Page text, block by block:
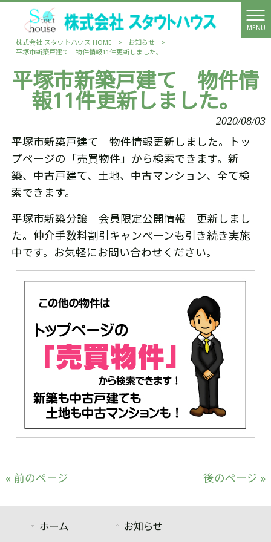
MENU
株式会社 スタウトハウス HOME
> お知らせ
>
平塚市新築戸建て 物件情報11件更新しました。
平塚市新築戸建て 物件情
報11件更新しました。
2020/08/03
平塚市新築戸建て 物件情報更新しました。トッ
プページの「売買物件」から検索できます。新
築、中古戸建て、土地、中古マンション、全て検
索できます。
平塚市新築分譲 会員限定公開情報 更新しまし
た。仲介手数料割引キャンペーンも引き続き実施
中です。お気軽にお問い合わせください。
« 前のページ 後のページ »
ホーム お知らせ